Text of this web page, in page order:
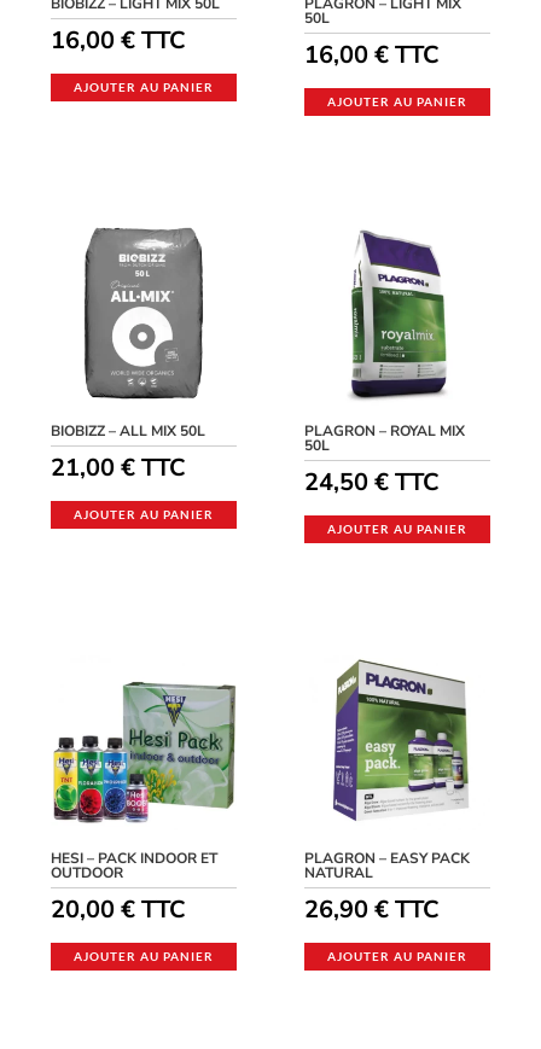
BIOBIZZ – LIGHT MIX 50L
16,00€ TTC
AJOUTER AU PANIER
PLAGRON – LIGHT MIX
50L
16,00€TTC
AJOUTER AU PANIER
BIOBIZZ – ALL MIX 50L
21,00€ TTC
AJOUTER AU PANIER
PLAGRON – ROYAL MIX
50L
24,50€TTC
AJOUTER AU PANIER
HESI – PACK INDOOR ET
OUTDOOR
20,00€ TTC
AJOUTER AU PANIER
PLAGRON – EASY PACK
NATURAL
26,90€TTC
AJOUTER AU PANIER